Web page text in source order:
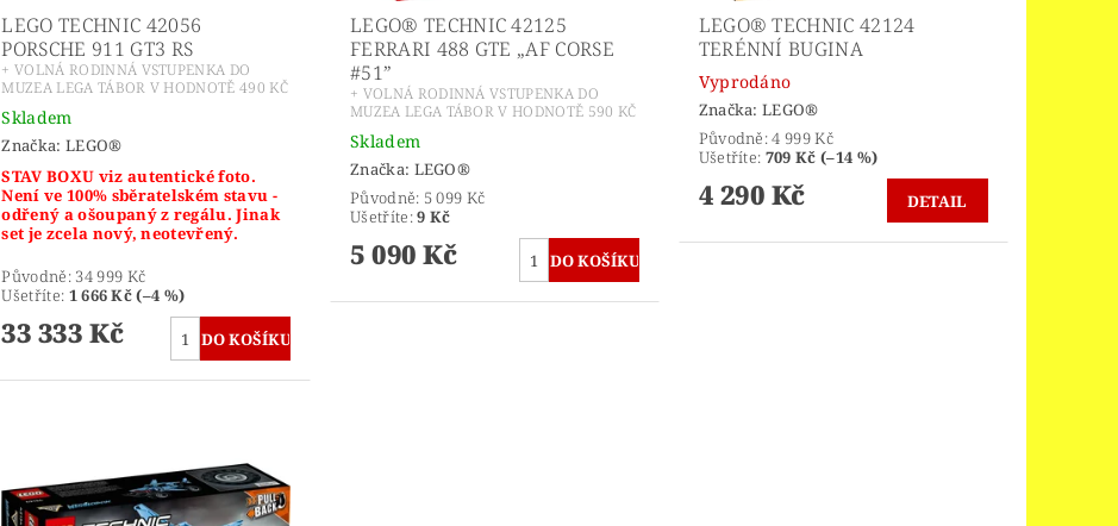
LEGO TECHNIC 42056
PORSCHE 911 GT3 RS
+ VOLNÁ RODINNÁ VSTUPENKA DO
MUZEA LEGA TÁBOR V HODNOTĚ 490 KČ
Skladem
Značka: LEGO®
STAV BOXU viz autentické foto.
Není ve 100% sběratelském stavu -
odřený a ošoupaný z regálu. Jinak
set je zcela nový, neotevřený.
Původně: 34 999 Kč
Ušetříte: 1 666 Kč (–4 %)
33 333 Kč
LEGO® TECHNIC 42125
FERRARI 488 GTE „AF CORSE
#51”
+ VOLNÁ RODINNÁ VSTUPENKA DO
MUZEA LEGA TÁBOR V HODNOTĚ 590 KČ
Skladem
Značka: LEGO®
Původně: 5 099 Kč
Ušetříte:9 Kč
5 090 Kč
LEGO® TECHNIC 42124
TERÉNNÍ BUGINA
Vyprodáno
Značka:LEGO®
Původně:4 999 Kč
Ušetříte: 709 Kč (–14 %)
4 290 Kč DETAIL